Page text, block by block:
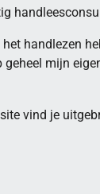
handlezen
mijn
vind je